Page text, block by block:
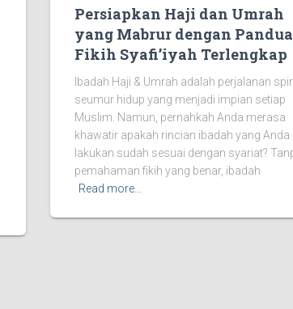
Persiapkan Haji dan Umrah
yang Mabrur dengan
Fikih Syafi’iyah Terlengkap
Ibadah Haji & Umrah adalah perjalanan
seumur hidup yang menjadi impian setiap
Muslim. Namun, pernahkah Anda merasa
khawatir apakah rincian ibadah yang Anda
lakukan sudah sesuai dengan syariat?
pemahaman fikih yang benar, ibadah
Read more…